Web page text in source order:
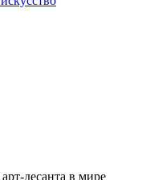
десанта в мире